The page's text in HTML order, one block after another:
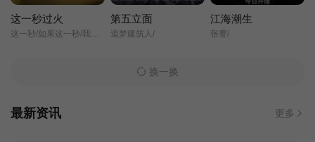
这一秒过火 第五立面
追梦建筑人/
江海潮生
张謇/
换一换
最新资讯 更多